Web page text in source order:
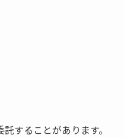
することがあります。